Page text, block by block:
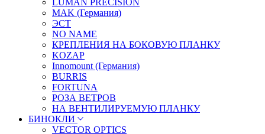
LUMAN PRECISION
MAK (Германия)
ЭСТ
NO NAME
КРЕПЛЕНИЯ НА БОКОВУЮ ПЛАНКУ
KOZAP
Innomount (Германия)
BURRIS
FORTUNA
РОЗА ВЕТРОВ
НА ВЕНТИЛИРУЕМУЮ ПЛАНКУ
БИНОКЛИ
VECTOR OPTICS